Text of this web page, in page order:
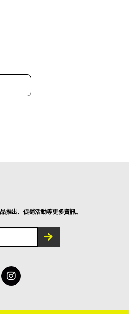
推出、促銷活動等更多資訊。